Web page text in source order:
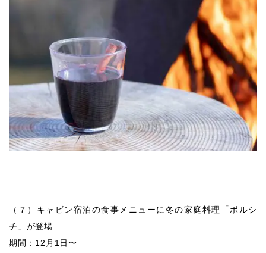
（７）キャビン宿泊の食事メニューに冬の家庭料理「ボルシ
チ」が登場
期間：12月1日〜